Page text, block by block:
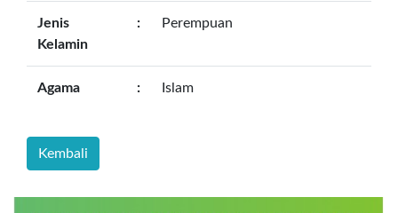
Jenis
Kelamin
: Perempuan
Agama : Islam